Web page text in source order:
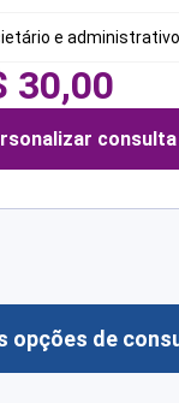
e administrativo
30,00
consulta
opções de